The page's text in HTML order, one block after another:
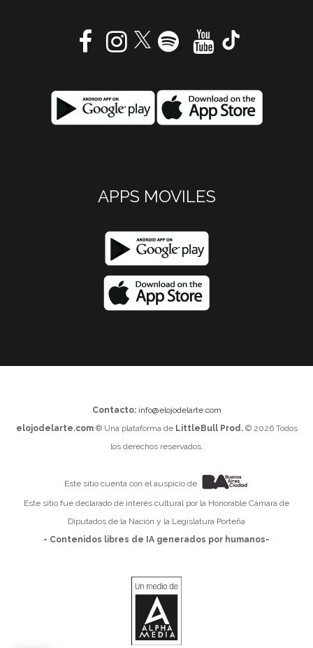
APPS MOVILES
Contacto: info@elojodelarte.com
elojodelarte.com® Una plataforma de LittleBull Prod.© 2026 Todos
los derechos reservados.
Este sitio cuenta con el auspicio de
Este sitio fue declarado de interés cultural por la Honorable Cámara de
Diputados de la Nación y la Legislatura Porteña
- Contenidos libres de IA generados por humanos-